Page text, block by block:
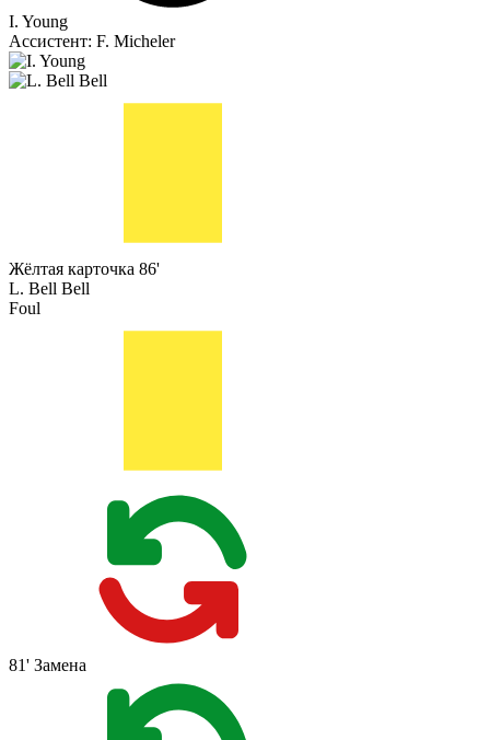
I. Young
Ассистент: F. Micheler
Жёлтая карточка 86'
L. Bell Bell
Foul
81' Замена